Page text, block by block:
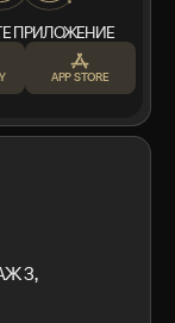
ПРИЛОЖЕНИЕ
APP STORE
3,